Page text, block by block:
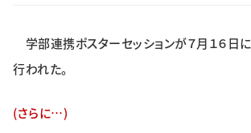
付属校
学部連携ポスターセッションが７月１６日
行われた。
(さらに…)